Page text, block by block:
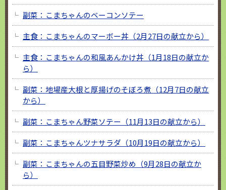
副菜：こまちゃんのベーコンソテー
主食：こまちゃんのマーボー丼（2月27日の献立から）
主食：こまちゃんの和風あんかけ丼（1月18日の献立か
ら）
副菜：地場産大根と厚揚げのそぼろ煮（12月7日の献立
から）
副菜：こまちゃん野菜ソテー（11月13日の献立から）
副菜：こまちゃんツナサラダ（10月19日の献立から）
副菜：こまちゃんの五目野菜炒め（9月28日の献立か
ら）